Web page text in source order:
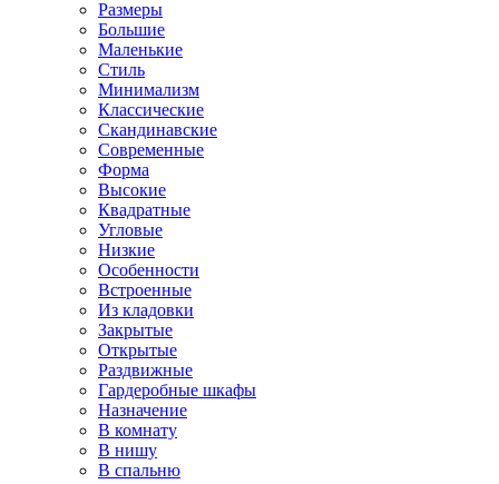
Размеры
Большие
Маленькие
Стиль
Минимализм
Классические
Скандинавские
Современные
Форма
Высокие
Квадратные
Угловые
Низкие
Особенности
Встроенные
Из кладовки
Закрытые
Открытые
Раздвижные
Гардеробные шкафы
Назначение
В комнату
В нишу
В спальню